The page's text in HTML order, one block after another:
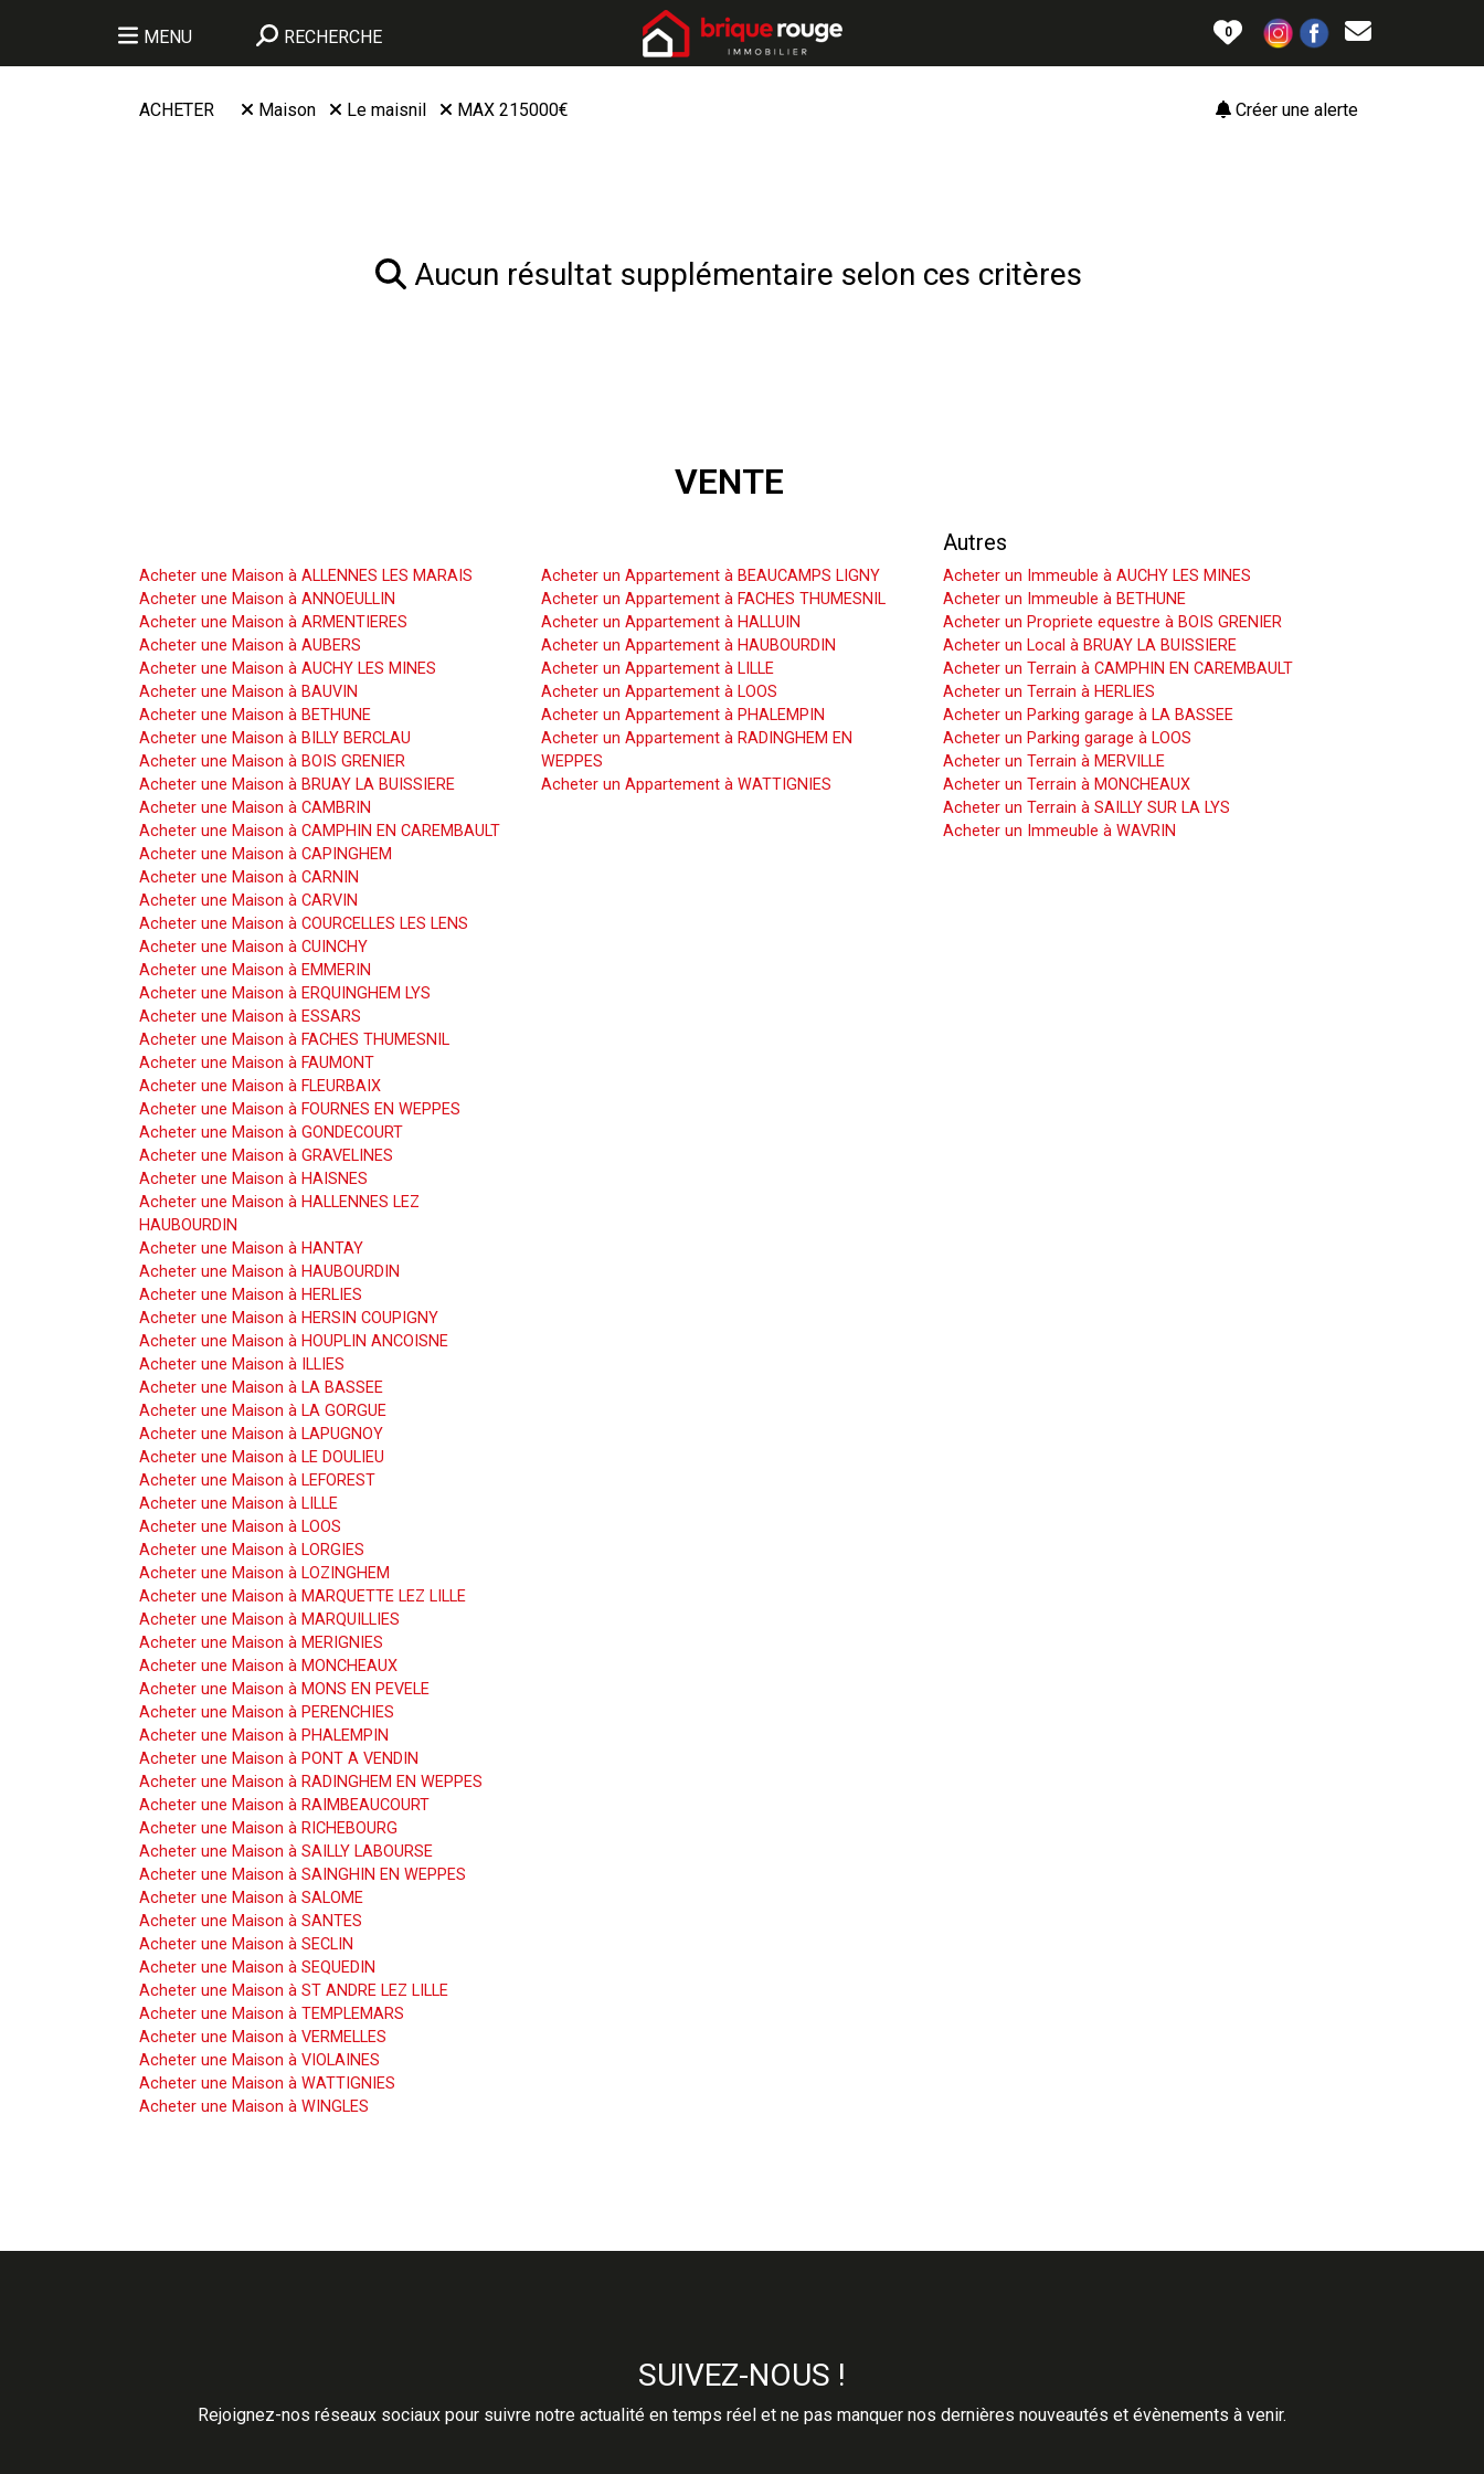
MENU RECHERCHE 0
Créer une alerte
ACHETER Maison Le maisnil MAX 215000€
Aucun résultat supplémentaire selon ces critères
VENTE
Acheter une Maison à ALLENNES LES MARAIS
Acheter une Maison à ANNOEULLIN
Acheter une Maison à ARMENTIERES
Acheter une Maison à AUBERS
Acheter une Maison à AUCHY LES MINES
Acheter une Maison à BAUVIN
Acheter une Maison à BETHUNE
Acheter une Maison à BILLY BERCLAU
Acheter une Maison à BOIS GRENIER
Acheter une Maison à BRUAY LA BUISSIERE
Acheter une Maison à CAMBRIN
Acheter une Maison à CAMPHIN EN CAREMBAULT
Acheter une Maison à CAPINGHEM
Acheter une Maison à CARNIN
Acheter une Maison à CARVIN
Acheter une Maison à COURCELLES LES LENS
Acheter une Maison à CUINCHY
Acheter une Maison à EMMERIN
Acheter une Maison à ERQUINGHEM LYS
Acheter une Maison à ESSARS
Acheter une Maison à FACHES THUMESNIL
Acheter une Maison à FAUMONT
Acheter une Maison à FLEURBAIX
Acheter une Maison à FOURNES EN WEPPES
Acheter une Maison à GONDECOURT
Acheter une Maison à GRAVELINES
Acheter une Maison à HAISNES
Acheter une Maison à HALLENNES LEZ
HAUBOURDIN
Acheter une Maison à HANTAY
Acheter une Maison à HAUBOURDIN
Acheter une Maison à HERLIES
Acheter une Maison à HERSIN COUPIGNY
Acheter une Maison à HOUPLIN ANCOISNE
Acheter une Maison à ILLIES
Acheter une Maison à LA BASSEE
Acheter une Maison à LA GORGUE
Acheter une Maison à LAPUGNOY
Acheter une Maison à LE DOULIEU
Acheter une Maison à LEFOREST
Acheter une Maison à LILLE
Acheter une Maison à LOOS
Acheter une Maison à LORGIES
Acheter une Maison à LOZINGHEM
Acheter une Maison à MARQUETTE LEZ LILLE
Acheter une Maison à MARQUILLIES
Acheter une Maison à MERIGNIES
Acheter une Maison à MONCHEAUX
Acheter une Maison à MONS EN PEVELE
Acheter une Maison à PERENCHIES
Acheter une Maison à PHALEMPIN
Acheter une Maison à PONT A VENDIN
Acheter une Maison à RADINGHEM EN WEPPES
Acheter une Maison à RAIMBEAUCOURT
Acheter une Maison à RICHEBOURG
Acheter une Maison à SAILLY LABOURSE
Acheter une Maison à SAINGHIN EN WEPPES
Acheter une Maison à SALOME
Acheter une Maison à SANTES
Acheter une Maison à SECLIN
Acheter une Maison à SEQUEDIN
Acheter une Maison à ST ANDRE LEZ LILLE
Acheter une Maison à TEMPLEMARS
Acheter une Maison à VERMELLES
Acheter une Maison à VIOLAINES
Acheter une Maison à WATTIGNIES
Acheter une Maison à WINGLES
Acheter un Appartement à BEAUCAMPS LIGNY
Acheter un Appartement à FACHES THUMESNIL
Acheter un Appartement à HALLUIN
Acheter un Appartement à HAUBOURDIN
Acheter un Appartement à LILLE
Acheter un Appartement à LOOS
Acheter un Appartement à PHALEMPIN
Acheter un Appartement à RADINGHEM EN
WEPPES
Acheter un Appartement à WATTIGNIES
Autres
Acheter un Immeuble à AUCHY LES MINES
Acheter un Immeuble à BETHUNE
Acheter un Propriete equestre à BOIS GRENIER
Acheter un Local à BRUAY LA BUISSIERE
Acheter un Terrain à CAMPHIN EN CAREMBAULT
Acheter un Terrain à HERLIES
Acheter un Parking garage à LA BASSEE
Acheter un Parking garage à LOOS
Acheter un Terrain à MERVILLE
Acheter un Terrain à MONCHEAUX
Acheter un Terrain à SAILLY SUR LA LYS
Acheter un Immeuble à WAVRIN
SUIVEZ-NOUS !
Rejoignez-nos réseaux sociaux pour suivre notre actualité en temps réel et ne pas manquer nos dernières nouveautés et évènements à venir.